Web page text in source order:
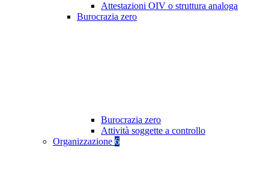
Attestazioni OIV o struttura analoga
Burocrazia zero
Burocrazia zero
Attività soggette a controllo
Organizzazione 6